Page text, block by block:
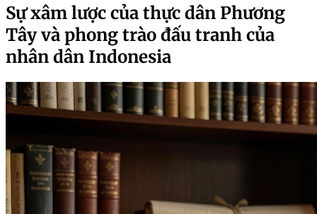
Sự xâm lược của thực dân Phương
Tây và phong trào đấu tranh của
nhân dân Indonesia